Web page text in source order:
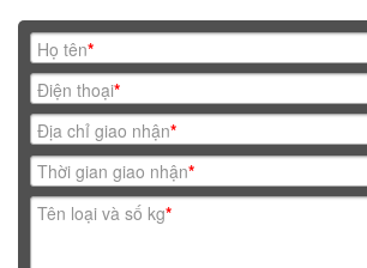
Họ tên*
Điện thoại*
Địa chỉ giao nhận*
Thời gian giao nhận*
Tên loại và số kg*